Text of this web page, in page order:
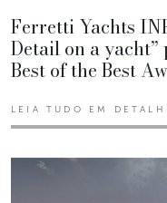
Ferretti Yachts
Detail on a
Best of the Best
LEIA TUDO EM